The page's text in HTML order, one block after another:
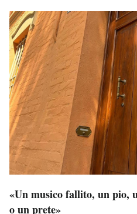
«Un musico fallito, un pio,
o un prete»